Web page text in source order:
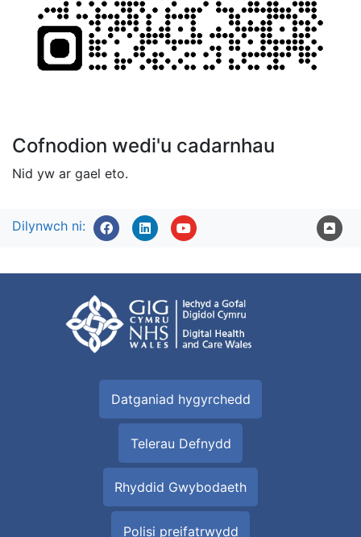
Cofnodion wedi'u cadarnhau
Nid yw ar gael eto.
Dilynwch ni:
Datganiad hygyrchedd
Telerau Defnydd
Rhyddid Gwybodaeth
Polisi preifatrwydd